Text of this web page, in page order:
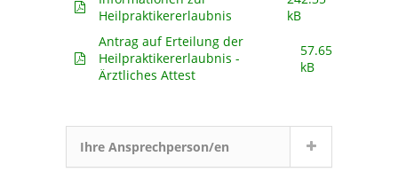
Heilpraktikererlaubnis
kB
Antrag auf Erteilung der
Heilpraktikererlaubnis -
Ärztliches Attest
57.65
kB
Ihre Ansprechperson/en